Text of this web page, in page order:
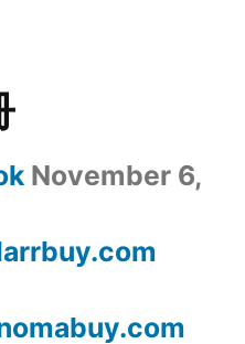
November 6,